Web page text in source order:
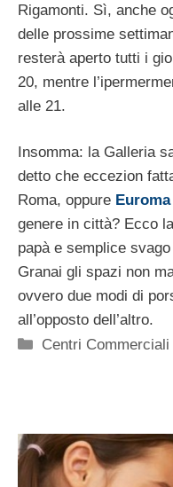
Rigamonti. Sì, anche
delle prossime
resterà aperto tutti i
20, mentre
alle 21.
Insomma: la Galleria
detto che eccezion
Roma, oppure
genere in città? Ecco
papà e semplice
Granai gli spazi non
ovvero due modi di
all’opposto dell’altro.
Categorie
Centri Commerciali